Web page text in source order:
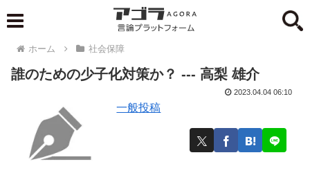
ホーム 社会保障
誰のための少子化対策か？ --- 高梨 雄介
一般投稿
2023.04.04 06:10